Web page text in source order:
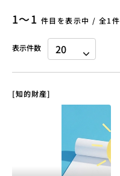
1〜1 件目を表示中 / 全1件
表示件数
[知的財産]